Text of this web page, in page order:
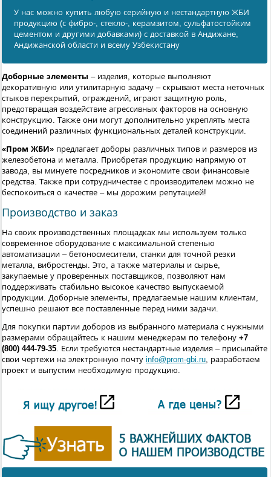
У нас можно купить любую серийную и нестандартную ЖБИ
продукцию (с фибро-, стекло-, керамзитом, сульфатостойким
цементом и другими добавками) с доставкой в Андижанe,
Андижанской области и всему Узбекистану
Доборные элементы – изделия, которые выполняют
декоративную или утилитарную задачу – скрывают места неточных
стыков перекрытий, ограждений, играют защитную роль,
предотвращая воздействие агрессивных факторов на основную
конструкцию. Также они могут дополнительно укреплять места
соединений различных функциональных деталей конструкции.
«Пром ЖБИ» предлагает доборы различных типов и размеров из
железобетона и металла. Приобретая продукцию напрямую от
завода, вы минуете посредников и экономите свои финансовые
средства. Также при сотрудничестве с производителем можно не
беспокоиться о качестве – мы дорожим репутацией!
Производство и заказ
На своих производственных площадках мы используем только
современное оборудование с максимальной степенью
автоматизации – бетоносмесители, станки для точной резки
металла, вибростенды. Это, а также материалы и сырье,
закупаемые у проверенных поставщиков, позволяют нам
поддерживать стабильно высокое качество выпускаемой
продукции. Доборные элементы, предлагаемые нашим клиентам,
успешно решают все поставленные перед ними задачи.
Для покупки партии доборов из выбранного материала с нужными
размерами обращайтесь к нашим менеджерам по телефону +7
(800) 444-79-35. Если требуются нестандартные изделия – присылайте
свои чертежи на электронную почту info@prom-gbi.ru, разработаем
проект и выпустим необходимую продукцию.